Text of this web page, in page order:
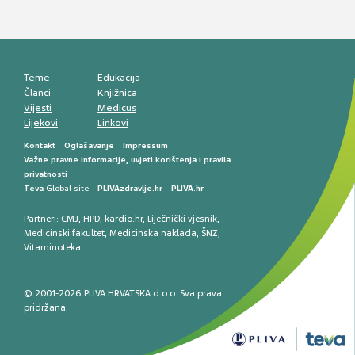
Teme
Članci
Vijesti
Lijekovi
Edukacija
Knjižnica
Medicus
Linkovi
Kontakt Oglašavanje
Impressum
Važne pravne informacije, uvjeti korištenja i pravila
privatnosti
Teva Global site PLIVAzdravlje.hr PLIVA.hr
Partneri: CMJ, HPD, kardio.hr, Liječnički vjesnik,
Medicinski fakultet, Medicinska naklada, ŠNZ,
Vitaminoteka
© 2001-2026 PLIVA HRVATSKA d.o.o. Sva prava
pridržana